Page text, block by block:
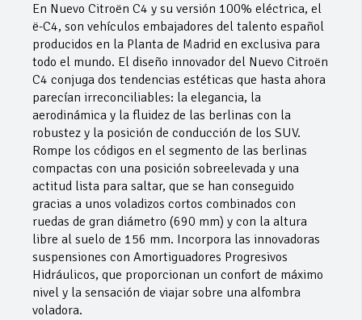
En Nuevo Citroën C4 y su versión 100% eléctrica, el
ë-C4, son vehículos embajadores del talento español
producidos en la Planta de Madrid en exclusiva para
todo el mundo. El diseño innovador del Nuevo Citroën
C4 conjuga dos tendencias estéticas que hasta ahora
parecían irreconciliables: la elegancia, la
aerodinámica y la fluidez de las berlinas con la
robustez y la posición de conducción de los SUV.
Rompe los códigos en el segmento de las berlinas
compactas con una posición sobreelevada y una
actitud lista para saltar, que se han conseguido
gracias a unos voladizos cortos combinados con
ruedas de gran diámetro (690 mm) y con la altura
libre al suelo de 156 mm. Incorpora las innovadoras
suspensiones con Amortiguadores Progresivos
Hidráulicos, que proporcionan un confort de máximo
nivel y la sensación de viajar sobre una alfombra
voladora.